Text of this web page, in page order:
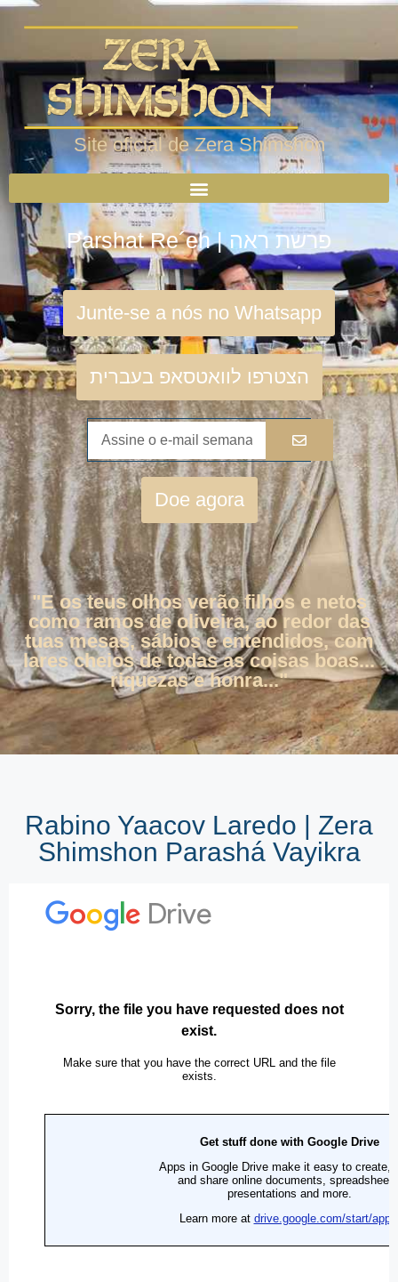
Site oficial de Zera Shimshon
Parshat Re´eh | פרשת ראה
Junte-se a nós no Whatsapp
הצטרפו לוואטסאפ בעברית
Doe agora
"E os teus olhos verão filhos e netos
como ramos de oliveira, ao redor das
tuas mesas, sábios e entendidos, com
lares cheios de todas as coisas boas...
riquezas e honra..."
Rabino Yaacov Laredo | Zera
Shimshon Parashá Vayikra